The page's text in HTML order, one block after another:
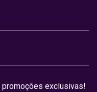
exclusivas!